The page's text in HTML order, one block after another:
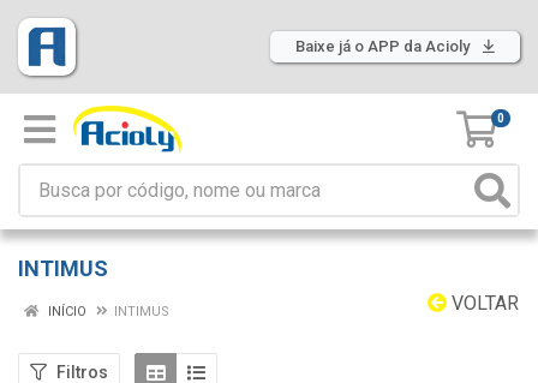
Baixe já o APP da Acioly
0
INTIMUS
VOLTAR
INÍCIO INTIMUS
Filtros